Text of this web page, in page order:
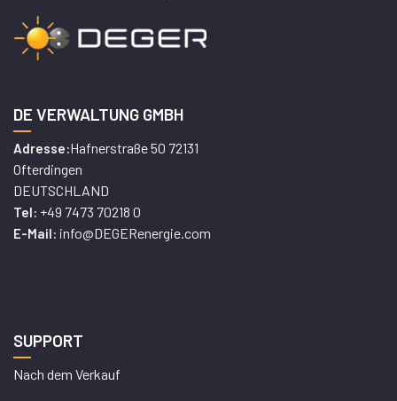
DE VERWALTUNG GMBH
Adresse:Hafnerstraße 50 72131
Ofterdingen
DEUTSCHLAND
Tel: +49 7473 70218 0
E-Mail: info@DEGERenergie.com
SUPPORT
Nach dem Verkauf